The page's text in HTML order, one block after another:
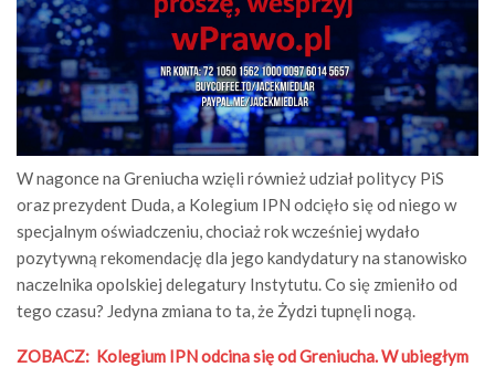
W nagonce na Greniucha wzięli również udział politycy PiS
oraz prezydent Duda, a Kolegium IPN odcięło się od niego w
specjalnym oświadczeniu, chociaż rok wcześniej wydało
pozytywną rekomendację dla jego kandydatury na stanowisko
naczelnika opolskiej delegatury Instytutu. Co się zmieniło od
tego czasu? Jedyna zmiana to ta, że Żydzi tupnęli nogą.
ZOBACZ: Kolegium IPN odcina się od Greniucha. W ubiegłym